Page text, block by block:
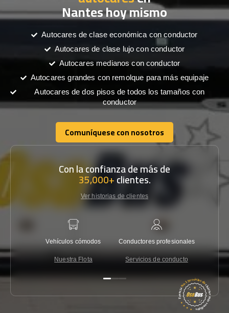
Nantes hoy mismo
Autocares de clase económica con conductor
Autocares de clase lujo con conductor
Autocares medianos con conductor
Autocares grandes con remolque para más equipaje
Autocares de dos pisos de todos los tamaños con
conductor
Comuníquese con nosotros
Comuníquese con nosotros
Con la confianza de más de
35,000+clientes.
Ver historias de clientes
Vehículos cómodos
Nuestra Flota
Conductores profesionales
Servicios de conducto